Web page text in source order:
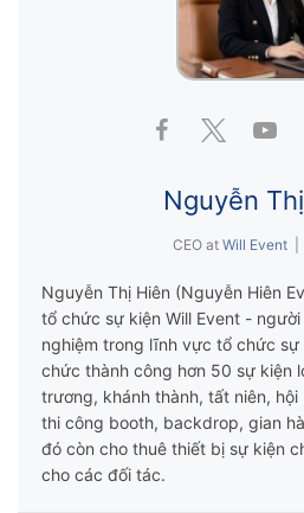
Nguyễn
CEO at Will Event
Nguyễn Thị Hiên (Nguyễn Hiên
tổ chức sự kiện Will Event -
nghiệm trong lĩnh vực tổ chức sự
chức thành công hơn 50 sự kiện
trương, khánh thành, tất niên, hội
thi công booth, backdrop, gian
đó còn cho thuê thiết bị sự kiện
cho các đối tác.